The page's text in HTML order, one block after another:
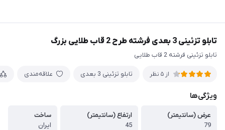
تابلو تزئینی 3 بعدی فرشته طرح 2 قاب طلایی بزرگ
تابلو تزئینی فرشته 2 قاب طلایی
از 5 نظر تابلو تزئینی 3 بعدی علاقه‌مندی
ویژگی‌ها
عرض (سانتیمتر)
79
ارتفاع (سانتیمتر)
45
ساخت
ایران